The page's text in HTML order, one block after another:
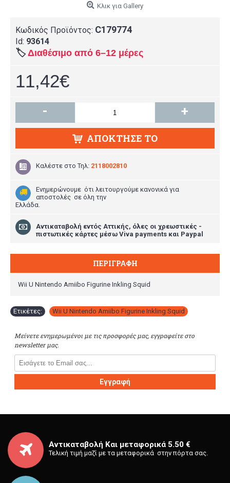
Κλικ για Gallery
Κωδικός Προϊόντος: C179774
Id: 93614
🏷️ Διαθέσιμο από 6–12 μέρες
11,42€
- +
ΑΠΌΚΤΗΣΕ ΤΟ
Καλέστε στοΤηλ: 2118002810
Ενημερώνουμε ότι λειτουργούμε κανονικά για
αποστολές σε όλη την
Ελλάδα.
Aντικαταβολή εντός Αττικής, όλες οι χρεωστικές -
πιστωτικές κάρτες μέσω Viva payments και Paypal
ΠΕΡΙΓΡΑΦΉ
Wii U Nintendo Amiibo Figurine Inkling Squid
Ετικέτες: Wii U Nintendo Amiibo Figurine Inkling Squid
Μείνετε ενημερωμένοι με τις προσφορές μας, εγγραφείτε στο
newsletter μας.
Εγγραφή
Αντικαταβολή Και μεταφορικά 5.50 €
Τελική τιμή μαζί με τα μεταφορικά στην πόρτα σας.